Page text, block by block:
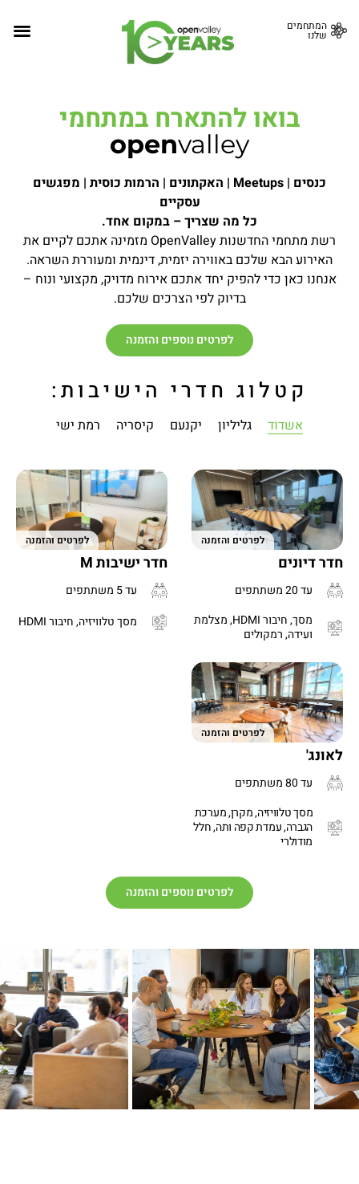
המתחמים
שלנו
בואו להתארח במתחמי
openvalley
כנסים | Meetups | האקתונים | הרמות כוסית | מפגשים
עסקיים
כל מה שצריך – במקום אחד.
רשת מתחמי החדשנות OpenValley מזמינה אתכם לקיים את
האירוע הבא שלכם באווירה יזמית, דינמית ומעוררת השראה.
אנחנו כאן כדי להפיק יחד אתכם אירוח מדויק, מקצועי ונוח –
בדיוק לפי הצרכים שלכם.
לפרטים נוספים והזמנה
קטלוג חדרי הישיבות:
אשדוד גליליון יקנעם קיסריה רמת ישי
לפרטים והזמנה
חדר דיונים
עד 20 משתתפים
מסך, חיבור HDMI, מצלמת
ועידה, רמקולים
לפרטים והזמנה
חדר ישיבות M
עד 5 משתתפים
מסך טלוויזיה, חיבור HDMI
לפרטים והזמנה
לאונג'
עד 80 משתתפים
מסך טלוויזיה, מקרן, מערכת
הגברה, עמדת קפה ותה, חלל
מודולרי
לפרטים נוספים והזמנה